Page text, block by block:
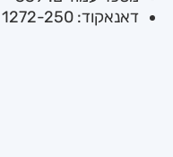
דאנאקוד: 1272-250